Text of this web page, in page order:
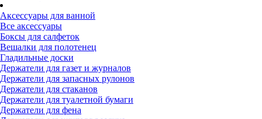
Аксессуары для ванной
Все аксессуары
Боксы для салфеток
Вешалки для полотенец
Гладильные доски
Держатели для газет и журналов
Держатели для запасных рулонов
Держатели для стаканов
Держатели для туалетной бумаги
Держатели для фена